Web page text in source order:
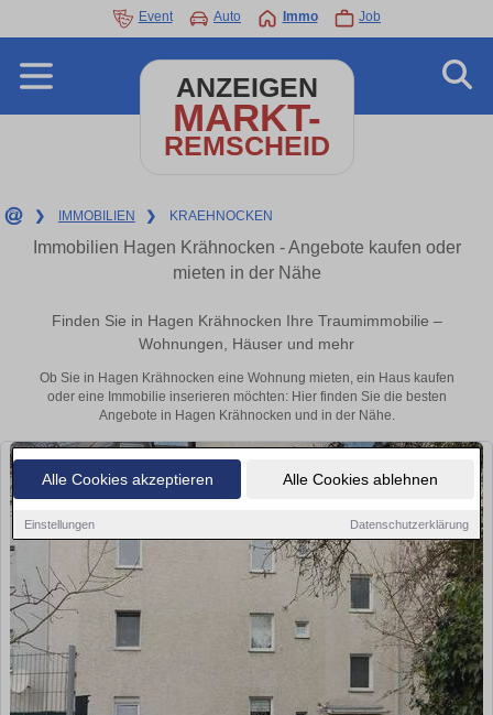
Alle Cookies akzeptieren Alle Cookies ablehnen
Einstellungen Datenschutzerklärung
Event Auto Immo Job
ANZEIGEN
MARKT-
REMSCHEID
❯ IMMOBILIEN ❯ KRAEHNOCKEN
Immobilien Hagen Krähnocken - Angebote kaufen oder
mieten in der Nähe
Finden Sie in Hagen Krähnocken Ihre Traumimmobilie –
Wohnungen, Häuser und mehr
Ob Sie in Hagen Krähnocken eine Wohnung mieten, ein Haus kaufen
oder eine Immobilie inserieren möchten: Hier finden Sie die besten
Angebote in Hagen Krähnocken und in der Nähe.